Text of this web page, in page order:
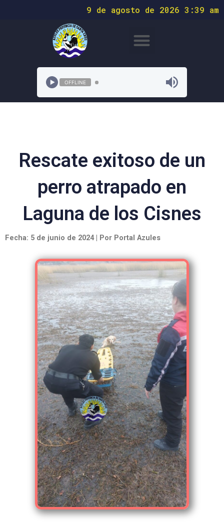
9 de agosto de 2026 3:39 am
OFFLINE
Rescate exitoso de un
perro atrapado en
Laguna de los Cisnes
Fecha: 5 de junio de 2024 | Por Portal Azules